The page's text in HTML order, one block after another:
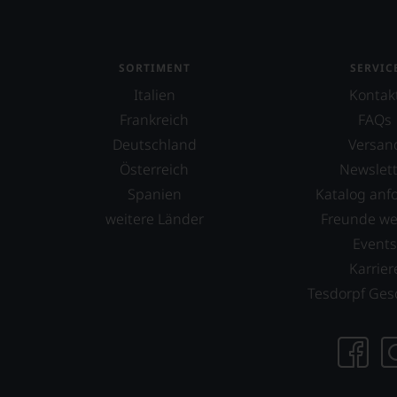
mehr.
Wir
haben
dass
manch
eine
schwer
ist
oder
am
Aus
diesem
SORTIMENT
Italien
Frankreich
Deutschland
Österreich
Spanien
weitere Länder
FAQs
Katalog
Freunde
Events
Tesdorpf